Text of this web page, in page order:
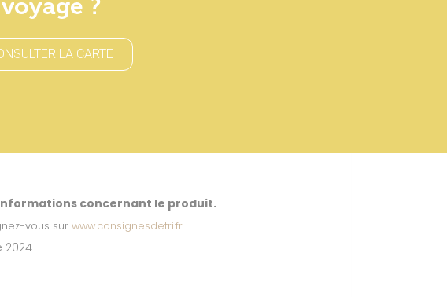
voyage ?
LA CARTE
concernant le produit.
vous sur www.consignesdetri.fr
2024